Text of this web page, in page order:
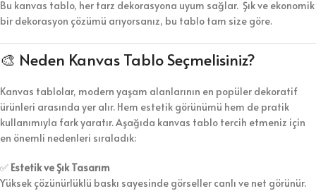
Bu kanvas tablo, her tarz dekorasyona uyum sağlar. Şık ve ekonomik
bir dekorasyon çözümü arıyorsanız, bu tablo tam size göre.
🎨 Neden Kanvas Tablo Seçmelisiniz?
Kanvas tablolar, modern yaşam alanlarının en popüler dekoratif
ürünleri arasında yer alır. Hem estetik görünümü hem de pratik
kullanımıyla fark yaratır. Aşağıda kanvas tablo tercih etmeniz için
en önemli nedenleri sıraladık:
✅ Estetik ve Şık Tasarım
Yüksek çözünürlüklü baskı sayesinde görseller canlı ve net görünür.